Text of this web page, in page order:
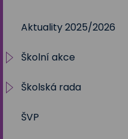
Aktuality 2025/2026
Školní akce
2025/2026
2024/2025
Školská rada
Volby 2017
ŠVP